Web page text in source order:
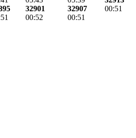
32901
00:52
32907
00:51
00:51